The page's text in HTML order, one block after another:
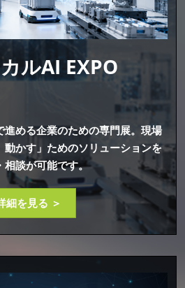
ルAI EXPO
める企業のための専門展。現場
動かす」ためのソリューションを
相談が可能です。
細を見る ＞